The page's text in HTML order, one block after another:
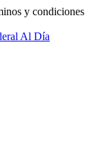
y condiciones